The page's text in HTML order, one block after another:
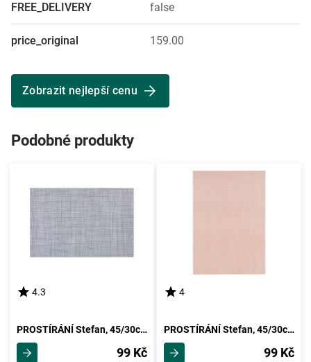
FREE_DELIVERY false
price_original 159.00
Zobrazit nejlepší cenu
Podobné produkty
4.3
PROSTÍRÁNÍ Stefan, 45/30cm, Antracit
99 Kč
4
PROSTÍRÁNÍ Stefan, 45/30cm, Starorůžová
99 Kč